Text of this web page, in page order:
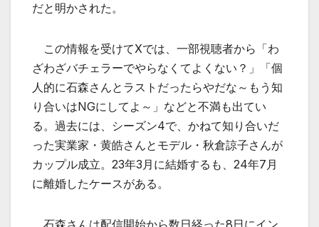
だと明かされた。
この情報を受けてXでは、一部視聴者から「わ
ざわざバチェラーでやらなくてよくない？」「個
人的に石森さんとラストだったらやだな～もう知
り合いはNGにしてよ～」などと不満も出てい
る。過去には、シーズン4で、かねて知り合いだ
った実業家・黄皓さんとモデル・秋倉諒子さんが
カップル成立。23年3月に結婚するも、24年7月
に離婚したケースがある。